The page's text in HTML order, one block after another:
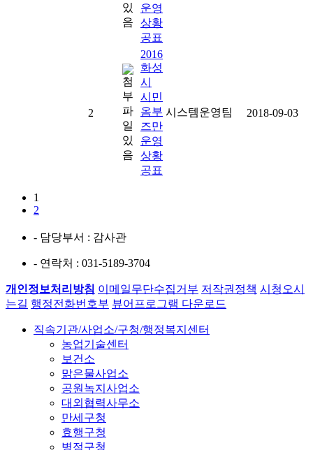
운영
상황
공표
2
2016
화성
시
시민
옴부
즈만
운영
상황
공표
시스템운영팀 2018-09-03
1
2
- 담당부서 : 감사관
- 연락처 : 031-5189-3704
개인정보처리방침 이메일무단수집거부 저작권정책 시청오시
는길 행정전화번호부 뷰어프로그램 다운로드
직속기관/사업소/구청/행정복지센터
농업기술센터
보건소
맑은물사업소
공원녹지사업소
대외협력사무소
만세구청
효행구청
병점구청